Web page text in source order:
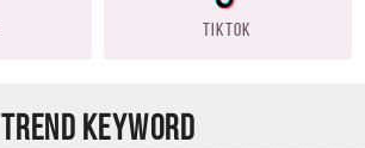
TIKTOK
TREND KEYWORD